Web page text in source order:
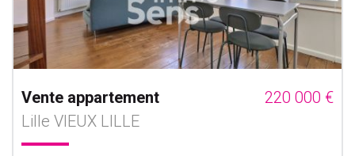
Vente appartement
220 000 €
Lille VIEUX LILLE